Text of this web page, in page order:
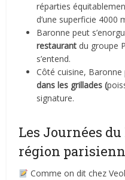
réparties
d’une superficie 4000
Baronne peut
restaurant du groupe
s’entend.
Côté cuisine,
dans les grillades (
signature.
Les Journées
région
Comme on dit chez